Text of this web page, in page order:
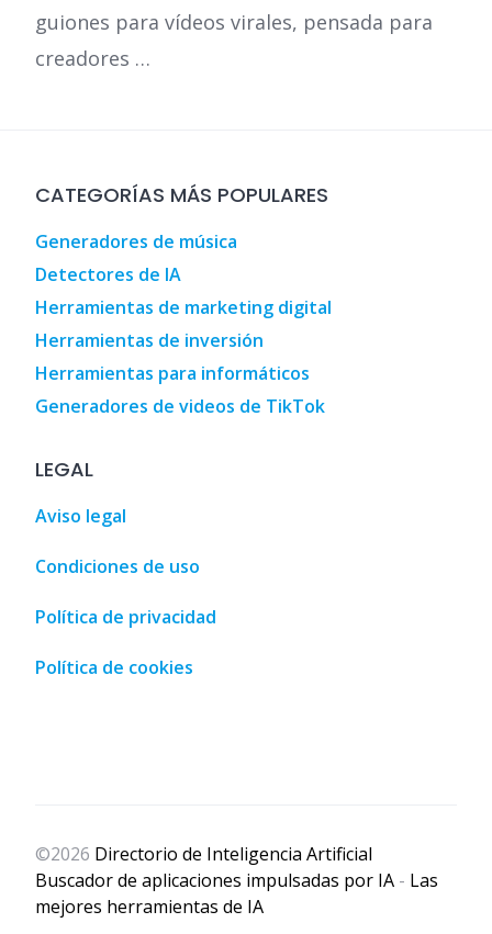
guiones para vídeos virales, pensada para
creadores …
CATEGORÍAS MÁS POPULARES
Generadores de música
Detectores de IA
Herramientas de marketing digital
Herramientas de inversión
Herramientas para informáticos
Generadores de videos de TikTok
LEGAL
Aviso legal
Condiciones de uso
Política de privacidad
Política de cookies
©2026 Directorio de Inteligencia Artificial
Buscador de aplicaciones impulsadas por IA - Las
mejores herramientas de IA